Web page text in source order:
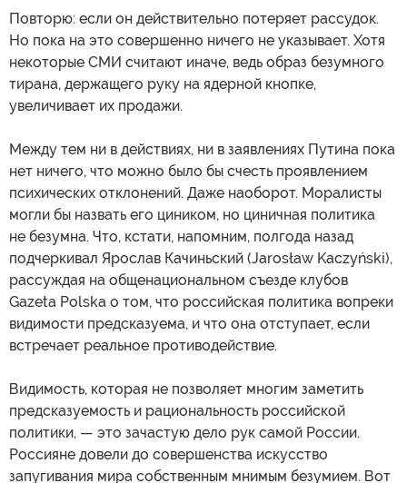
Повторю: если он действительно потеряет рассудок.
Но пока на это совершенно ничего не указывает. Хотя
некоторые СМИ считают иначе, ведь образ безумного
тирана, держащего руку на ядерной кнопке,
увеличивает их продажи.
Между тем ни в действиях, ни в заявлениях Путина пока
нет ничего, что можно было бы счесть проявлением
психических отклонений. Даже наоборот. Моралисты
могли бы назвать его циником, но циничная политика
не безумна. Что, кстати, напомним, полгода назад
подчеркивал Ярослав Качиньский (Jarosław Kaczyński),
рассуждая на общенациональном съезде клубов
Gazeta Polska о том, что российская политика вопреки
видимости предсказуема, и что она отступает, если
встречает реальное противодействие.
Видимость, которая не позволяет многим заметить
предсказуемость и рациональность российской
политики, — это зачастую дело рук самой России.
Россияне довели до совершенства искусство
запугивания мира собственным мнимым безумием. Вот